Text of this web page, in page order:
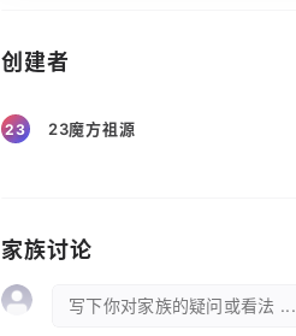
创建者
23 23魔方祖源
家族讨论
写下你对家族的疑问或看法 ...